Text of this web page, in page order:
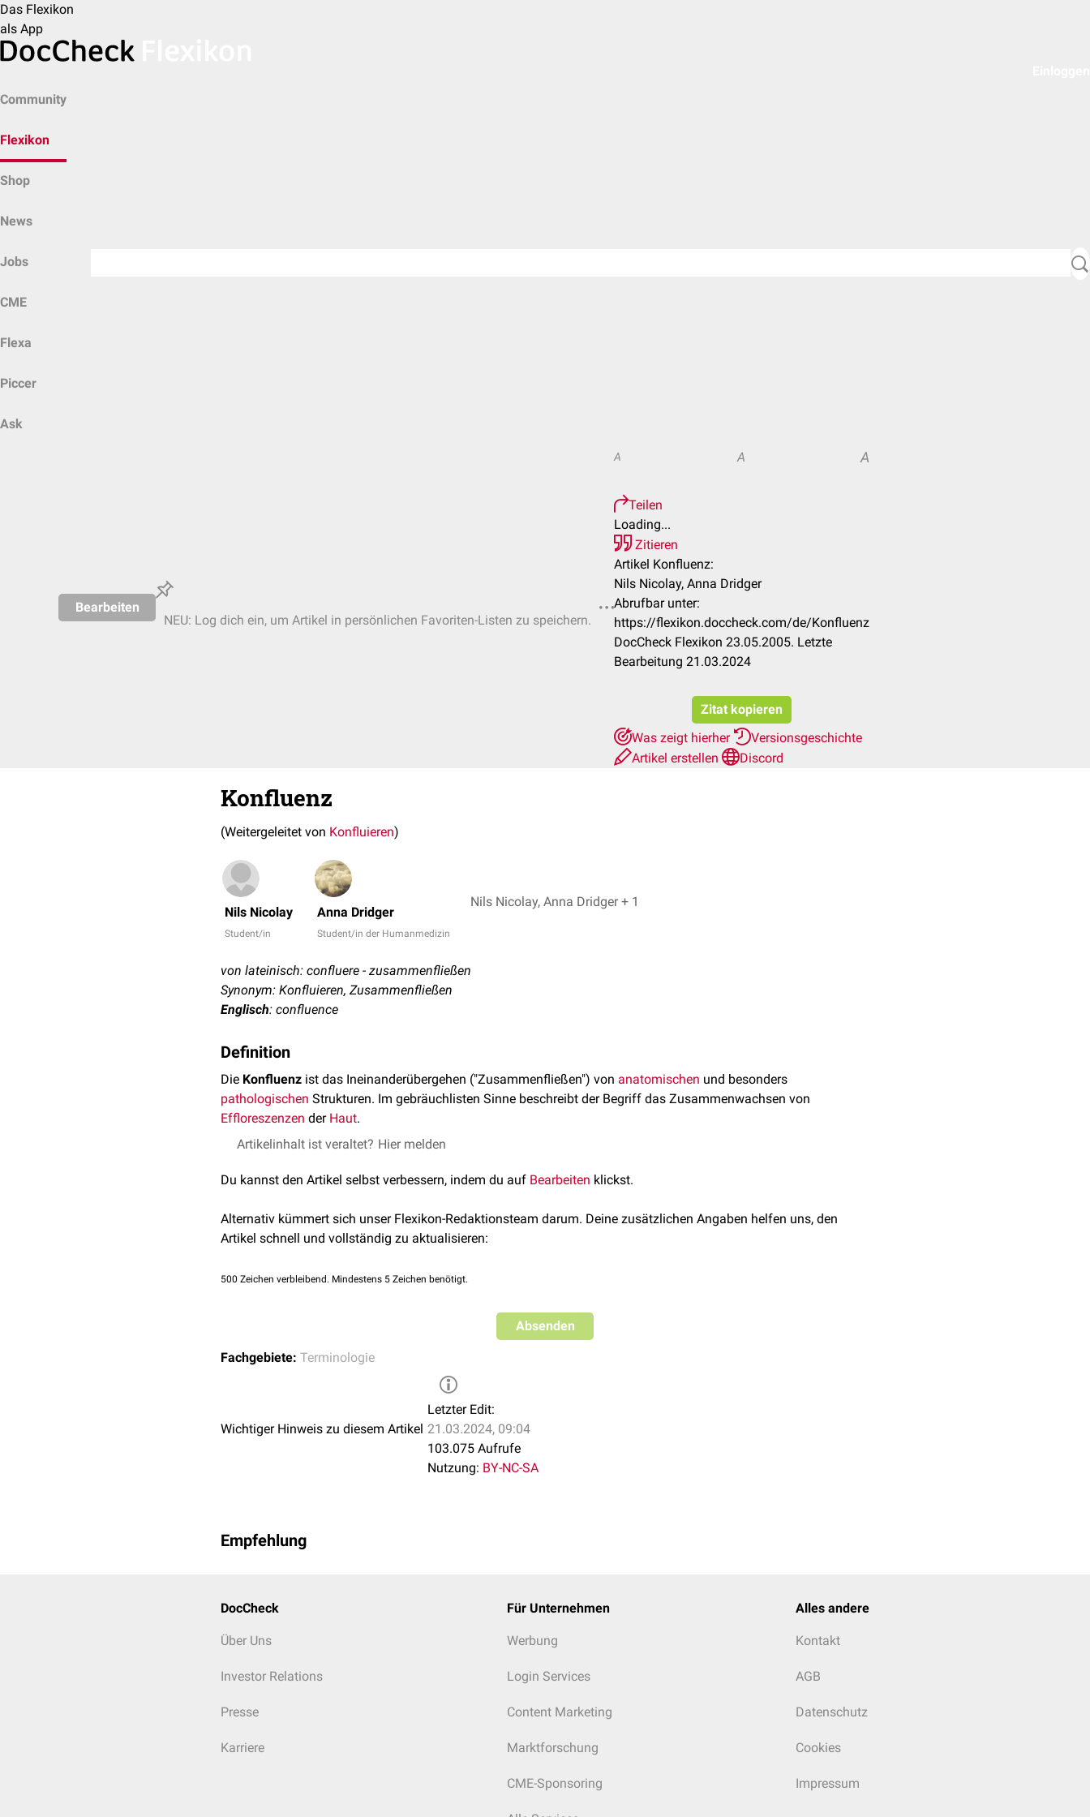
Das Flexikon
als App
Community
Flexikon
Shop
News
Jobs
CME
Flexa
Piccer
Ask
Bearbeiten
NEU: Log dich ein, um Artikel in persönlichen Favoriten-Listen zu speichern.
A A A
Teilen
Loading...
Zitieren
Artikel Konfluenz:
Nils Nicolay, Anna Dridger
Abrufbar unter:
https://flexikon.doccheck.com/de/Konfluenz
DocCheck Flexikon 23.05.2005. Letzte
Bearbeitung 21.03.2024
Zitat kopieren
Was zeigt hierher
Versionsgeschichte
Artikel erstellen
Discord
Konfluenz
(Weitergeleitet von Konfluieren)
Nils Nicolay
Student/in
Anna Dridger
Student/in der Humanmedizin
Nils Nicolay, Anna Dridger + 1
von lateinisch: confluere - zusammenfließen
Synonym: Konfluieren, Zusammenfließen
Englisch: confluence
Definition
Die Konfluenz ist das Ineinanderübergehen ("Zusammenfließen") von anatomischen und besonders
pathologischen Strukturen. Im gebräuchlisten Sinne beschreibt der Begriff das Zusammenwachsen von
Effloreszenzen der Haut.
Artikelinhalt ist veraltet? Hier melden
Du kannst den Artikel selbst verbessern, indem du auf Bearbeiten klickst.
Alternativ kümmert sich unser Flexikon-Redaktionsteam darum. Deine zusätzlichen Angaben helfen uns, den
Artikel schnell und vollständig zu aktualisieren:
500 Zeichen verbleibend. Mindestens 5 Zeichen benötigt.
Absenden
Fachgebiete: Terminologie
Wichtiger Hinweis zu diesem Artikel
Letzter Edit:
21.03.2024, 09:04
103.075 Aufrufe
Nutzung: BY-NC-SA
Empfehlung
DocCheck
Über Uns
Investor Relations
Presse
Karriere
Für Unternehmen
Werbung
Login Services
Content Marketing
Marktforschung
CME-Sponsoring
Alles andere
Kontakt
AGB
Datenschutz
Cookies
Impressum